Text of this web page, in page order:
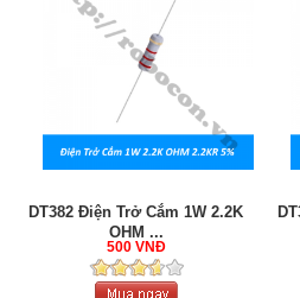
DT382 Điện Trở Cắm 1W 2.2K
OHM ...
500 VNĐ